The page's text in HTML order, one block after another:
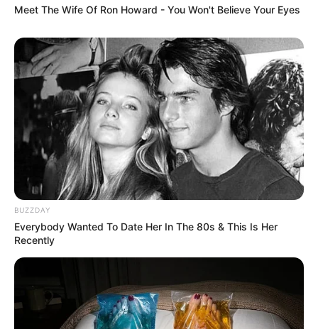
lernen.
weitere Kalauer
Quermania folgen: Impressum & Kontakt
Smartphone Startseite
Suchen:
Auf einigen Seiten dieses Projektes sind Affiliate-
Meet The Wife Of Ron Howard - You Won't Believe Your Eyes
BUZZDAY
Everybody Wanted To Date Her In The 80s & This Is Her
Recently